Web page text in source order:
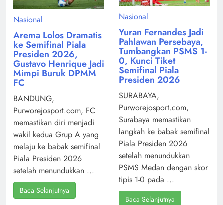
Nasional
Arema Lolos Dramatis
ke Semifinal Piala
Presiden 2026,
Gustavo Henrique Jadi
Mimpi Buruk DPMM
FC
BANDUNG,
Purworejosport.com, FC
memastikan diri menjadi
wakil kedua Grup A yang
melaju ke babak semifinal
Piala Presiden 2026
setelah menundukkan ...
Baca Selanjutnya
Nasional
Yuran Fernandes Jadi
Pahlawan Persebaya,
Tumbangkan PSMS 1-
0, Kunci Tiket
Semifinal Piala
Presiden 2026
SURABAYA,
Purworejosport.com,
Surabaya memastikan
langkah ke babak semifinal
Piala Presiden 2026
setelah menundukkan
PSMS Medan dengan skor
tipis 1-0 pada ...
Baca Selanjutnya